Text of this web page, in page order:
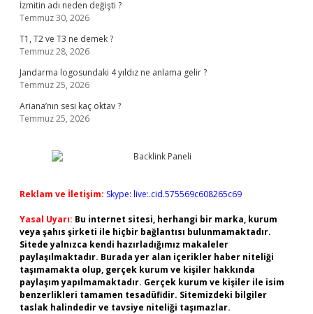
İzmitin adı neden değişti ?
Temmuz 30, 2026
T1, T2 ve T3 ne demek ?
Temmuz 28, 2026
Jandarma logosundaki 4 yıldız ne anlama gelir ?
Temmuz 25, 2026
Ariana’nın sesi kaç oktav ?
Temmuz 25, 2026
Reklam ve İletişim: Skype: live:.cid.575569c608265c69
Yasal Uyarı: Bu internet sitesi, herhangi bir marka, kurum
veya şahıs şirketi ile hiçbir bağlantısı bulunmamaktadır.
Sitede yalnızca kendi hazırladığımız makaleler
paylaşılmaktadır. Burada yer alan içerikler haber niteliği
taşımamakta olup, gerçek kurum ve kişiler hakkında
paylaşım yapılmamaktadır. Gerçek kurum ve kişiler ile isim
benzerlikleri tamamen tesadüfidir. Sitemizdeki bilgiler
taslak halindedir ve tavsiye niteliği taşımazlar.